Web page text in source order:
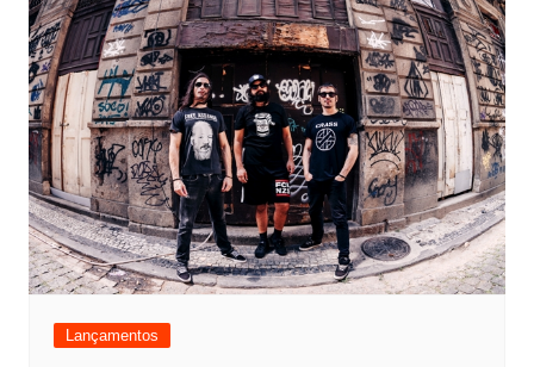
Lançamentos